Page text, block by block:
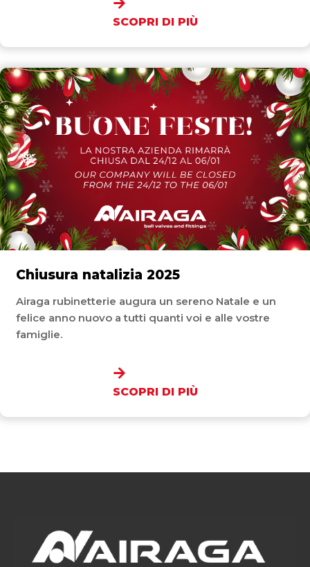
SCOPRI DI PIÙ
Chiusura natalizia 2025
Airaga rubinetterie augura un sereno Natale e un
felice anno nuovo a tutti quanti voi e alle vostre
famiglie.
SCOPRI DI PIÙ